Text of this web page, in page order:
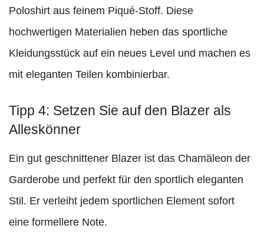
Poloshirt aus feinem Piqué-Stoff. Diese
hochwertigen Materialien heben das sportliche
Kleidungsstück auf ein neues Level und machen es
mit eleganten Teilen kombinierbar.
Tipp 4: Setzen Sie auf den Blazer als
Alleskönner
Ein gut geschnittener Blazer ist das Chamäleon der
Garderobe und perfekt für den sportlich eleganten
Stil. Er verleiht jedem sportlichen Element sofort
eine formellere Note.